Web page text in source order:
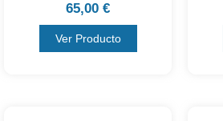
65,00 €
Ver Producto